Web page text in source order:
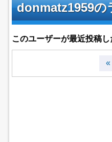
donmatz1959の
このユーザーが最近投稿し
«